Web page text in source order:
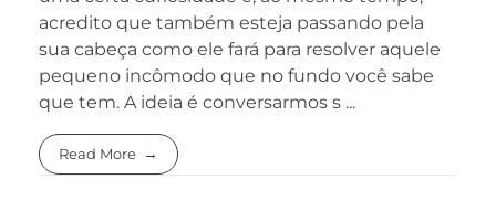
acredito que também esteja passando pela
sua cabeça como ele fará para resolver aquele
pequeno incômodo que no fundo você sabe
que tem. A ideia é conversarmos s ...
Read More